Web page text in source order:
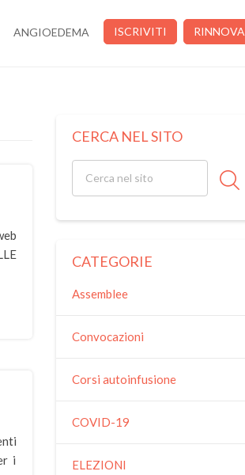
ANGIOEDEMA ISCRIVITI RINNOVA
i
CERCA NEL SITO
CATEGORIE
Assemblee
Convocazioni
Corsi autoinfusione
COVID-19
ELEZIONI